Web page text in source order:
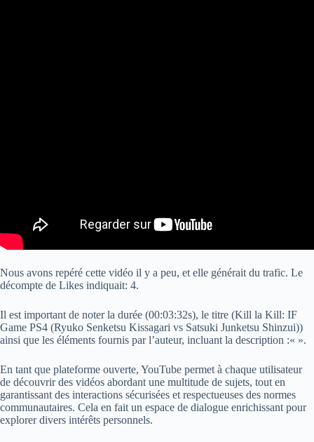
Nous avons repéré cette vidéo il y a peu, et elle générait du trafic. Le
décompte de Likes indiquait: 4.
Il est important de noter la durée (00:03:32s), le titre (Kill la Kill: IF
Game PS4 (Ryuko Senketsu Kissagari vs Satsuki Junketsu Shinzui))
ainsi que les éléments fournis par l’auteur, incluant la description :« ».
En tant que plateforme ouverte, YouTube permet à chaque utilisateur
de découvrir des vidéos abordant une multitude de sujets, tout en
garantissant des interactions sécurisées et respectueuses des normes
communautaires. Cela en fait un espace de dialogue enrichissant pour
explorer divers intérêts personnels.